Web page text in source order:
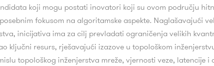
koji mogu postati inovatori koji su ovom području
fokusom na algoritamske aspekte. Naglašavajući
inicijativa ima za cilj prevladati ograničenja velikih
ključni resurs, rješavajući izazove u topološkom
topološkog inženjerstva mreže, vjernosti veze, latencije